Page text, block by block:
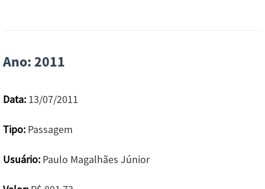
Ano: 2011
Data: 13/07/2011
Tipo: Passagem
Usuário: Paulo Magalhães Júnior